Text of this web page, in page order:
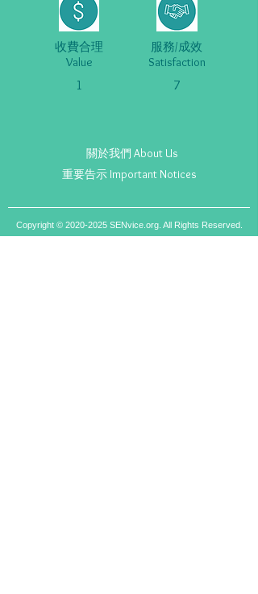
收費合理
Value
服務/成效
Satisfaction
1 7
關於我們 About Us
重要告示 Important Notices
Copyright © 2020-2025SENvice.org. All Rights Reserved.